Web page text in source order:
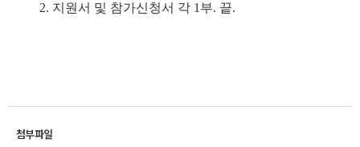
2. 지원서 및 참가신청서 각 1부. 끝.